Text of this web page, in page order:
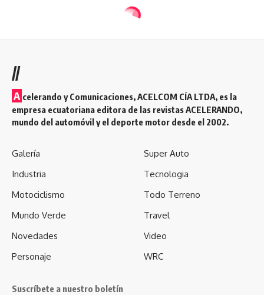
//
A celerando y Comunicaciones, ACELCOM CÍA LTDA, es la
empresa ecuatoriana editora de las revistas ACELERANDO,
mundo del automóvil y el deporte motor desde el 2002.
Galería
Industria
Motociclismo
Mundo Verde
Novedades
Personaje
Super Auto
Tecnologia
Todo Terreno
Travel
Video
WRC
Suscríbete a nuestro boletín